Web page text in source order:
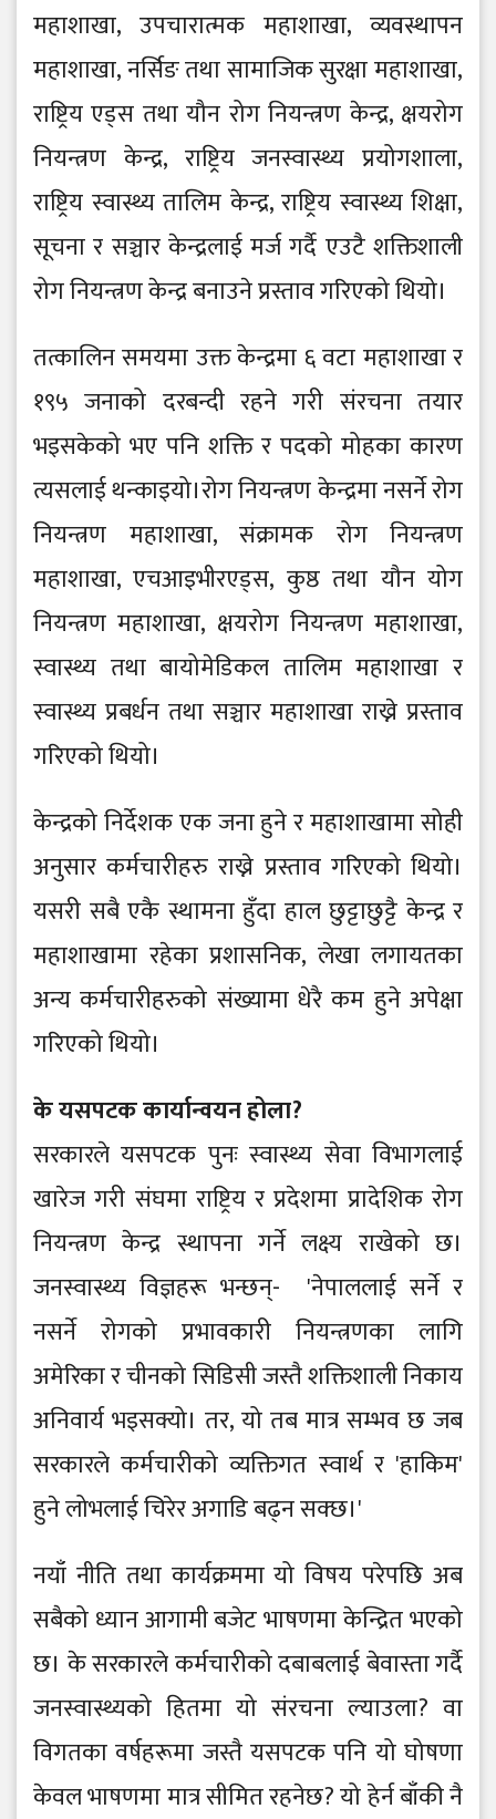
महाशाखा, उपचारात्मक महाशाखा, व्यवस्थापन
महाशाखा, नर्सिङ तथा सामाजिक सुरक्षा महाशाखा,
राष्ट्रिय एड्स तथा यौन रोग नियन्त्रण केन्द्र, क्षयरोग
नियन्त्रण केन्द्र, राष्ट्रिय जनस्वास्थ्य प्रयोगशाला,
राष्ट्रिय स्वास्थ्य तालिम केन्द्र, राष्ट्रिय स्वास्थ्य शिक्षा,
सूचना र सञ्चार केन्द्रलाई मर्ज गर्दै एउटै शक्तिशाली
रोग नियन्त्रण केन्द्र बनाउने प्रस्ताव गरिएको थियो।
तत्कालिन समयमा उक्त केन्द्रमा ६ वटा महाशाखा र
१९५ जनाको दरबन्दी रहने गरी संरचना तयार
भइसकेको भए पनि शक्ति र पदको मोहका कारण
त्यसलाई थन्काइयो।रोग नियन्त्रण केन्द्रमा नसर्ने रोग
नियन्त्रण महाशाखा, संक्रामक रोग नियन्त्रण
महाशाखा, एचआइभीरएड्स, कुष्ठ तथा यौन योग
नियन्त्रण महाशाखा, क्षयरोग नियन्त्रण महाशाखा,
स्वास्थ्य तथा बायोमेडिकल तालिम महाशाखा र
स्वास्थ्य प्रबर्धन तथा सञ्चार महाशाखा राख्ने प्रस्ताव
गरिएको थियो।
केन्द्रको निर्देशक एक जना हुने र महाशाखामा सोही
अनुसार कर्मचारीहरु राख्ने प्रस्ताव गरिएको थियो।
यसरी सबै एकै स्थामना हुँदा हाल छुट्टाछुट्टै केन्द्र र
महाशाखामा रहेका प्रशासनिक, लेखा लगायतका
अन्य कर्मचारीहरुको संख्यामा धेरै कम हुने अपेक्षा
गरिएको थियो।
के यसपटक कार्यान्वयन होला?
सरकारले यसपटक पुनः स्वास्थ्य सेवा विभागलाई
खारेज गरी संघमा राष्ट्रिय र प्रदेशमा प्रादेशिक रोग
नियन्त्रण केन्द्र स्थापना गर्ने लक्ष्य राखेको छ।
जनस्वास्थ्य विज्ञहरू भन्छन्- 'नेपाललाई सर्ने र
नसर्ने रोगको प्रभावकारी नियन्त्रणका लागि
अमेरिका र चीनको सिडिसी जस्तै शक्तिशाली निकाय
अनिवार्य भइसक्यो। तर, यो तब मात्र सम्भव छ जब
सरकारले कर्मचारीको व्यक्तिगत स्वार्थ र 'हाकिम'
हुने लोभलाई चिरेर अगाडि बढ्न सक्छ।'
नयाँ नीति तथा कार्यक्रममा यो विषय परेपछि अब
सबैको ध्यान आगामी बजेट भाषणमा केन्द्रित भएको
छ। के सरकारले कर्मचारीको दबाबलाई बेवास्ता गर्दै
जनस्वास्थ्यको हितमा यो संरचना ल्याउला? वा
विगतका वर्षहरूमा जस्तै यसपटक पनि यो घोषणा
केवल भाषणमा मात्र सीमित रहनेछ? यो हेर्न बाँकी नै